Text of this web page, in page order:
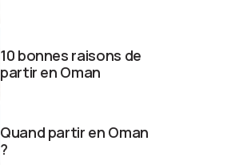
10 bonnes raisons de
partir en Oman
Quand partir en Oman
?